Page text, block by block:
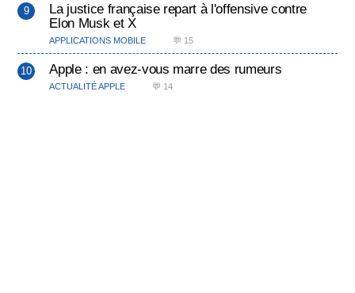
La justice française repart à l'offensive contre
Elon Musk et X
APPLICATIONS MOBILE 💬 15
Apple : en avez-vous marre des rumeurs
ACTUALITÉ APPLE 💬 14